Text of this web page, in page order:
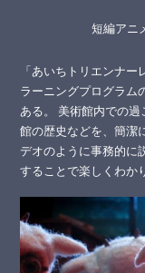
短編アニ
「あいちトリエンナ
ラーニングプログラム
ある。 美術館内での
館の歴史などを、簡潔
デオのように事務的に
することで楽しくわか